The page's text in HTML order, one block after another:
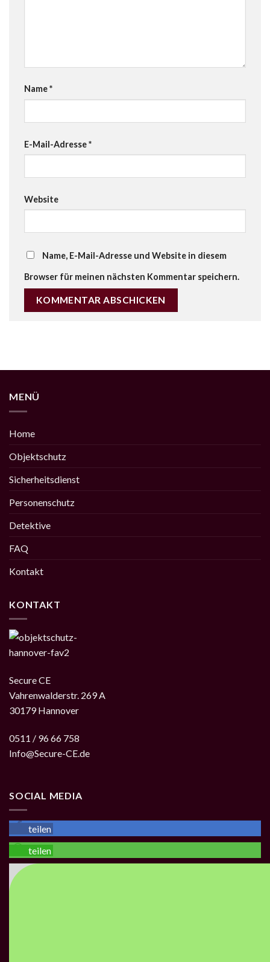
Name*
E-Mail-Adresse*
Website
Name, E-Mail-Adresse und Website in diesem
Browser für meinen nächsten Kommentar speichern.
MENÜ
Home
Objektschutz
Sicherheitsdienst
Personenschutz
Detektive
FAQ
Kontakt
KONTAKT
Secure CE
Vahrenwalderstr. 269 A
30179 Hannover
0511 / 96 66 758
Info@Secure-CE.de
SOCIAL MEDIA
teilen
teilen